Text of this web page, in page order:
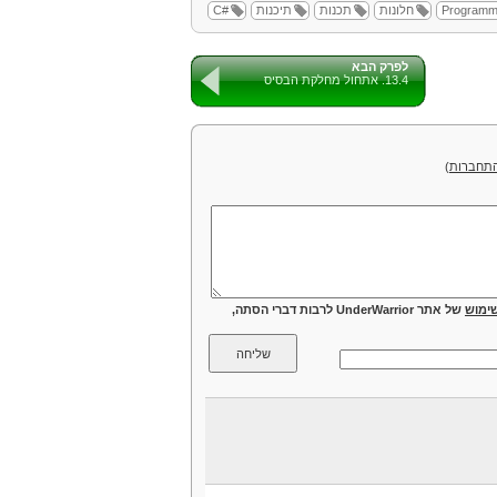
חלונות תכנות תיכנות #C
לפרק הבא
13.4. אתחול מחלקת הבסיס
)
של אתר UnderWarrior לרבות דברי הסתה,